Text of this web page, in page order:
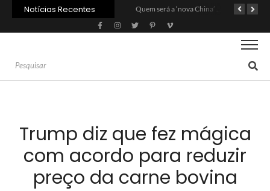
Notícias Recentes Quem será a ‘nova China’ do agro quando o apetite de Pequim acabar?
Trump diz que fez mágica
com acordo para reduzir
preço da carne bovina